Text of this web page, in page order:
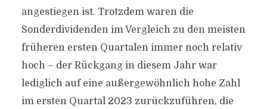
angestiegen ist. Trotzdem waren die
Sonderdividenden im Vergleich zu den meisten
früheren ersten Quartalen immer noch relativ
hoch – der Rückgang in diesem Jahr war
lediglich auf eine außergewöhnlich hohe Zahl
im ersten Quartal 2023 zurückzuführen, die